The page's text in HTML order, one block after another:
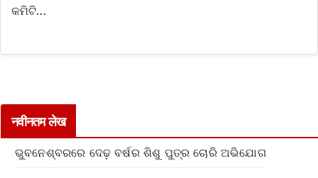
କମିଟି…
नवीनतम लेख
ଭୁବନେଶ୍ବରରେ ଦେଢ଼ ବର୍ଷର ଶିଶୁ ପୁତ୍ର ଚୋରି ଅଭିଯୋଗ